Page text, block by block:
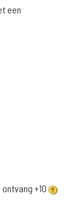
een
+10